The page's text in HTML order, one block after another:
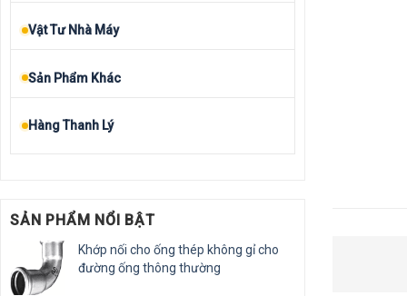
Vật Tư Nhà Máy
Sản Phẩm Khác
Hàng Thanh Lý
SẢN PHẨM NỔI BẬT
Khớp nối cho ống thép không gỉ cho
đường ống thông thường